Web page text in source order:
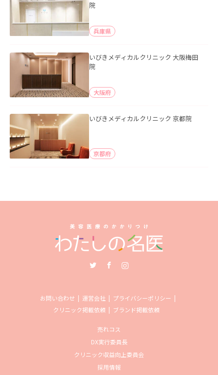
院
兵庫県
いびきメディカルクリニック 大阪梅田
院
大阪府
いびきメディカルクリニック 京都院
京都府
お問い合わせ 運営会社
プライバシーポリシー
クリニック掲載依頼
ブランド掲載依頼
売れコス
DX実行委員長
クリニック収益向上委員会
採用情報